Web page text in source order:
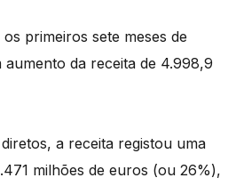
primeiros sete meses de
aumento da receita de 4.998,9
a receita registou uma
milhões de euros (ou 26%),